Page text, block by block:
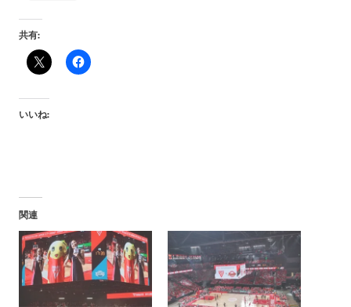
共有:
いいね:
関連